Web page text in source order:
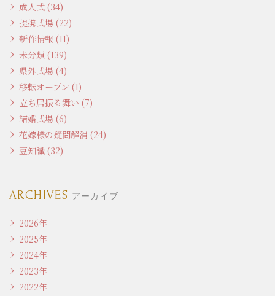
成人式 (34)
提携式場 (22)
新作情報 (11)
未分類 (139)
県外式場 (4)
移転オープン (1)
立ち居振る舞い (7)
結婚式場 (6)
花嫁様の疑問解消 (24)
豆知識 (32)
ARCHIVES アーカイブ
2026年
2025年
2024年
2023年
2022年